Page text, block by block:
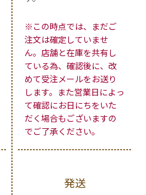
※この時点では、まだご
注文は確定していませ
ん。店舗と在庫を共有し
ている為、確認後に、改
めて受注メールをお送り
します。また営業日によっ
て確認にお日にちをいた
だく場合もございますの
でご了承ください。
発送